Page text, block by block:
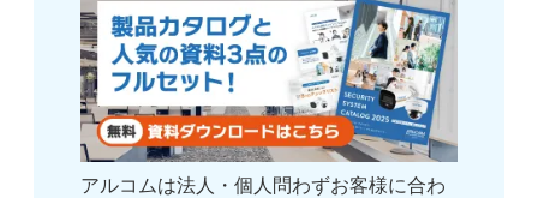
アルコムは法人・個人問わずお客様に合わ